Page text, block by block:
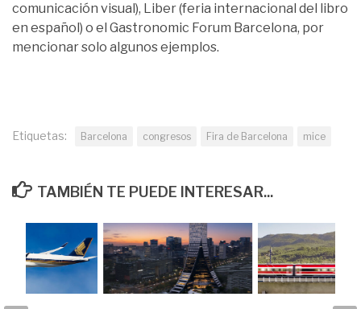
comunicación visual), Liber (feria internacional del libro
en español) o el Gastronomic Forum Barcelona, por
mencionar solo algunos ejemplos.
Etiquetas: Barcelona congresos Fira de Barcelona mice
TAMBIÉN TE PUEDE INTERESAR...